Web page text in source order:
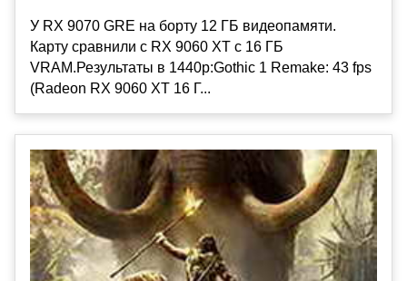
У RX 9070 GRE на борту 12 ГБ видеопамяти.
Карту сравнили с RX 9060 XT с 16 ГБ
VRAM.Результаты в 1440p:Gothic 1 Remake: 43 fps
(Radeon RX 9060 XT 16 Г...